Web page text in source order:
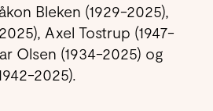
Bleken (1929-2025),
Axel Tostrup (1947-
Olsen (1934-2025) og
2025).